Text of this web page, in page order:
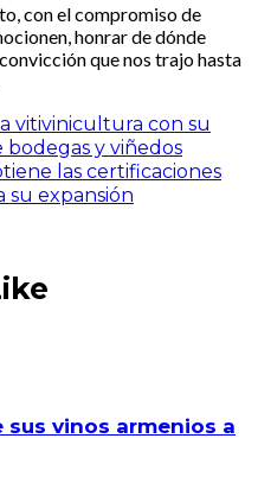
con el compromiso de
honrar de dónde
que nos trajo hasta
vitivinicultura con su
y viñedos
las certificaciones
su expansión
sus vinos armenios a